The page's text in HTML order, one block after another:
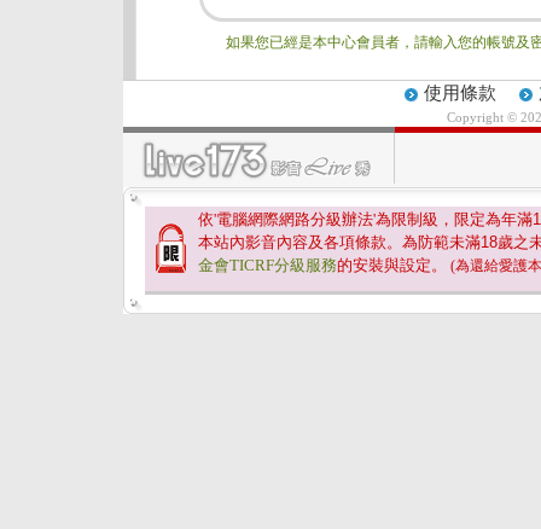
如果您已經是本中心會員者，請輸入您的帳號及
使用條款
Copyright ©
依'電腦網際網路分級辦法'為限制級，限定為年滿
本站內影音內容及各項條款。為防範未滿18歲之
金會TICRF分級服務的安裝與設定。 (為還給愛護